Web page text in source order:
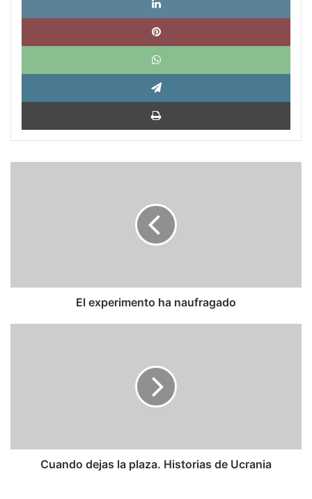
El experimento ha naufragado
Cuando dejas la plaza. Historias de Ucrania